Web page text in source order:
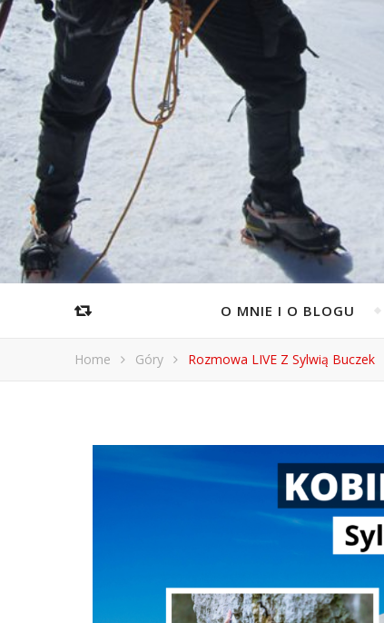
O MNIE I O BLOGU
Home Góry Rozmowa LIVE Z Sylwią Buczek